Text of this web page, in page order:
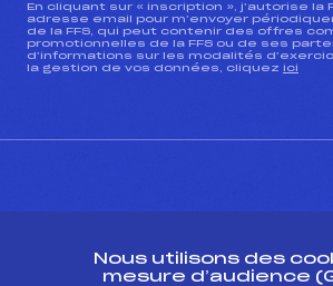
En cliquant sur « inscription », j’autorise la
adresse email pour m’envoyer
de la FFS, qui peut contenir des offres
promotionnelles de la FFS ou de ses
d’informations sur les modalités
la gestion de vos données, cliquez ici
Nous utilisons des
mesure d’audience